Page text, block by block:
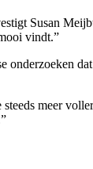
Susan
vindt.”
meer